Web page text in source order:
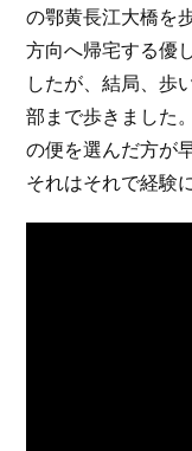
の鄂黄長江大橋を
方向へ帰宅する優
したが、結局、歩
部まで歩きました
の便を選んだ方が
それはそれで経験